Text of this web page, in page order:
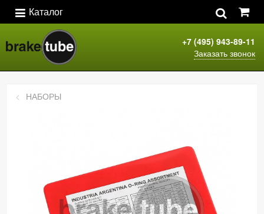
Каталог
+7 (495) 943-89-11
Заказать звонок
НАБОРЫ